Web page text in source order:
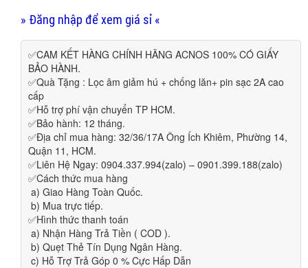
» Đăng nhập để xem giá sỉ «
✅CAM KẾT HÀNG CHÍNH HÃNG ACNOS 100% CÓ GIẤY
BẢO HÀNH.
✅Quà Tặng : Lọc âm giảm hú + chống lăn+ pin sạc 2A cao
cấp
✅Hỗ trợ phí vận chuyển TP HCM.
✅Bảo hành: 12 tháng.
✅Địa chỉ mua hàng: 32/36/17A Ông Ích Khiêm, Phường 14,
Quận 11, HCM.
✅Liên Hệ Ngay: 0904.337.994(zalo) – 0901.399.188(zalo)
✅Cách thức mua hàng
a) Giao Hàng Toàn Quốc.
b) Mua trực tiếp.
✅Hình thức thanh toán
a) Nhận Hàng Trả Tiền ( COD ).
b) Quẹt Thẻ Tín Dụng Ngân Hàng.
c) Hỗ Trợ Trả Góp 0 % Cực Hấp Dẫn